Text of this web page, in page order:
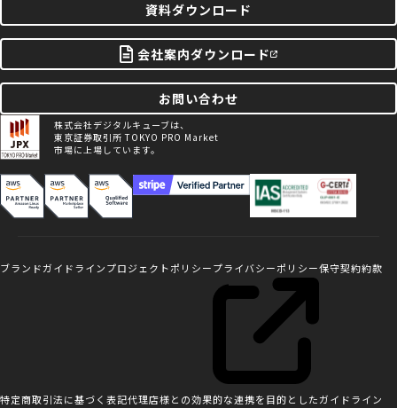
資料ダウンロード
会社案内ダウンロード
お問い合わせ
株式会社デジタルキューブは、
東京証券取引所 TOKYO PRO Market
市場に上場しています。
ブランドガイドラインプロジェクトポリシープライバシーポリシー保守契約約款
特定商取引法に基づく表記代理店様との効果的な連携を目的としたガイドライン